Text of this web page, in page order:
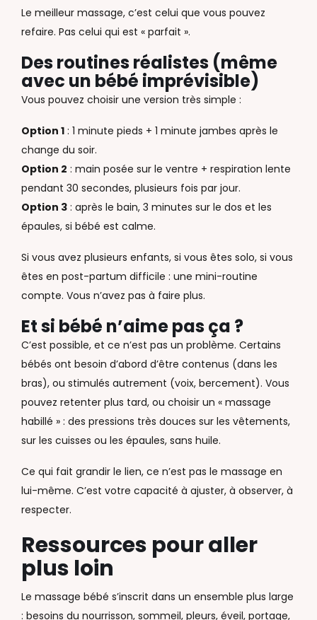
Le meilleur massage, c’est celui que vous pouvez
refaire. Pas celui qui est « parfait ».
Des routines réalistes (même
avec un bébé imprévisible)
Vous pouvez choisir une version très simple :
Option 1 : 1 minute pieds + 1 minute jambes après le
change du soir.
Option 2 : main posée sur le ventre + respiration lente
pendant 30 secondes, plusieurs fois par jour.
Option 3 : après le bain, 3 minutes sur le dos et les
épaules, si bébé est calme.
Si vous avez plusieurs enfants, si vous êtes solo, si vous
êtes en post-partum difficile : une mini-routine
compte. Vous n’avez pas à faire plus.
Et si bébé n’aime pas ça ?
C’est possible, et ce n’est pas un problème. Certains
bébés ont besoin d’abord d’être contenus (dans les
bras), ou stimulés autrement (voix, bercement). Vous
pouvez retenter plus tard, ou choisir un « massage
habillé » : des pressions très douces sur les vêtements,
sur les cuisses ou les épaules, sans huile.
Ce qui fait grandir le lien, ce n’est pas le massage en
lui-même. C’est votre capacité à ajuster, à observer, à
respecter.
Ressources pour aller
plus loin
Le massage bébé s’inscrit dans un ensemble plus large
: besoins du nourrisson, sommeil, pleurs, éveil, portage,